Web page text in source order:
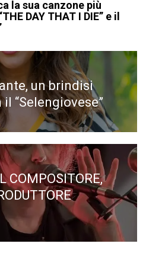
la sua canzone più
DAY THAT I DIE” e il
un brindisi
“Selengiovese”
COMPOSITORE,